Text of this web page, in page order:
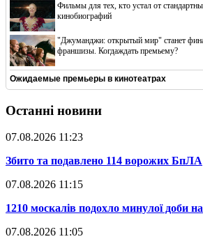
Фильмы для тех, кто устал от
кинобиографий
"Джуманджи: открытый мир" станет
франшизы. Когдаждать премьему?
Ожидаемые премьеры в кинотеатрах
Останні новини
07.08.2026 11:23
​Збито та подавлено 114 ворожих БпЛА
07.08.2026 11:15
​1210 москалів подохло минулої доби на
07.08.2026 11:05